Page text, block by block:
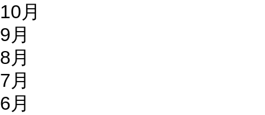
10月
9月
8月
7月
6月